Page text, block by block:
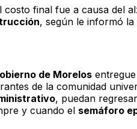
final fue a causa del
, según le informó la
de Morelosentregue
de la comunidad
, puedan
y cuando el semáforo